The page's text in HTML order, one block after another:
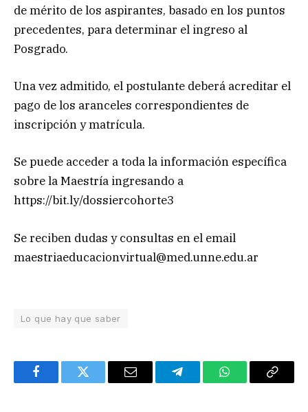
de mérito de los aspirantes, basado en los puntos
precedentes, para determinar el ingreso al
Posgrado.
Una vez admitido, el postulante deberá acreditar el
pago de los aranceles correspondientes de
inscripción y matrícula.
Se puede acceder a toda la información específica
sobre la Maestría ingresando a
https://bit.ly/dossiercohorte3
Se reciben dudas y consultas en el email
maestriaeducacionvirtual@med.unne.edu.ar
Lo que hay que saber
FacebookTwitter Email TelegramWhatsAppCopy